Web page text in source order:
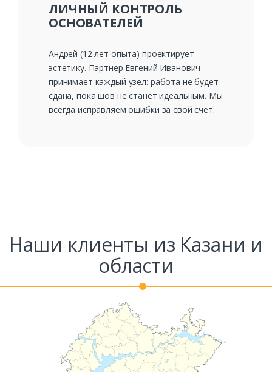
ЛИЧНЫЙ КОНТРОЛЬ
ОСНОВАТЕЛЕЙ
Андрей (12 лет опыта) проектирует
эстетику. Партнер Евгений Иванович
принимает каждый узел: работа не будет
сдана, пока шов не станет идеальным. Мы
всегда исправляем ошибки за свой счет.
Наши клиенты из Казани и
области